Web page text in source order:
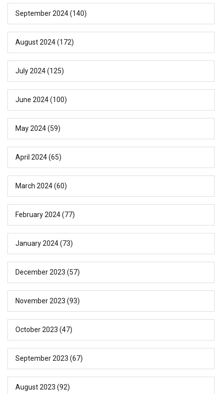
September 2024(140)
August 2024(172)
July 2024(125)
June 2024(100)
May 2024(59)
April 2024(65)
March 2024(60)
February 2024(77)
January 2024(73)
December 2023 (57)
November 2023 (93)
October 2023 (47)
September 2023 (67)
August 2023 (92)